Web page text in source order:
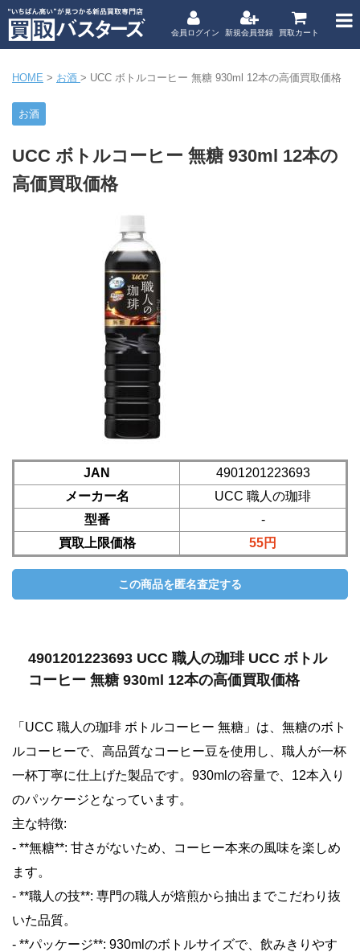
会員ログイン 新規会員登録 買取カート
HOME > お酒 > UCC ボトルコーヒー 無糖 930ml 12本の高価買取価格
お酒
UCC ボトルコーヒー 無糖 930ml 12本の
高価買取価格
JAN
4901201223693
メーカー名
UCC 職人の珈琲
型番
-
買取上限価格
55円
4901201223693 UCC 職人の珈琲 UCC ボトル
コーヒー 無糖 930ml 12本の高価買取価格
「UCC 職人の珈琲 ボトルコーヒー 無糖」は、無糖のボト
ルコーヒーで、高品質なコーヒー豆を使用し、職人が一杯
一杯丁寧に仕上げた製品です。930mlの容量で、12本入り
のパッケージとなっています。
主な特徴:
- **無糖**: 甘さがないため、コーヒー本来の風味を楽しめ
ます。
- **職人の技**: 専門の職人が焙煎から抽出までこだわり抜
いた品質。
- **パッケージ**: 930mlのボトルサイズで、飲みきりやす